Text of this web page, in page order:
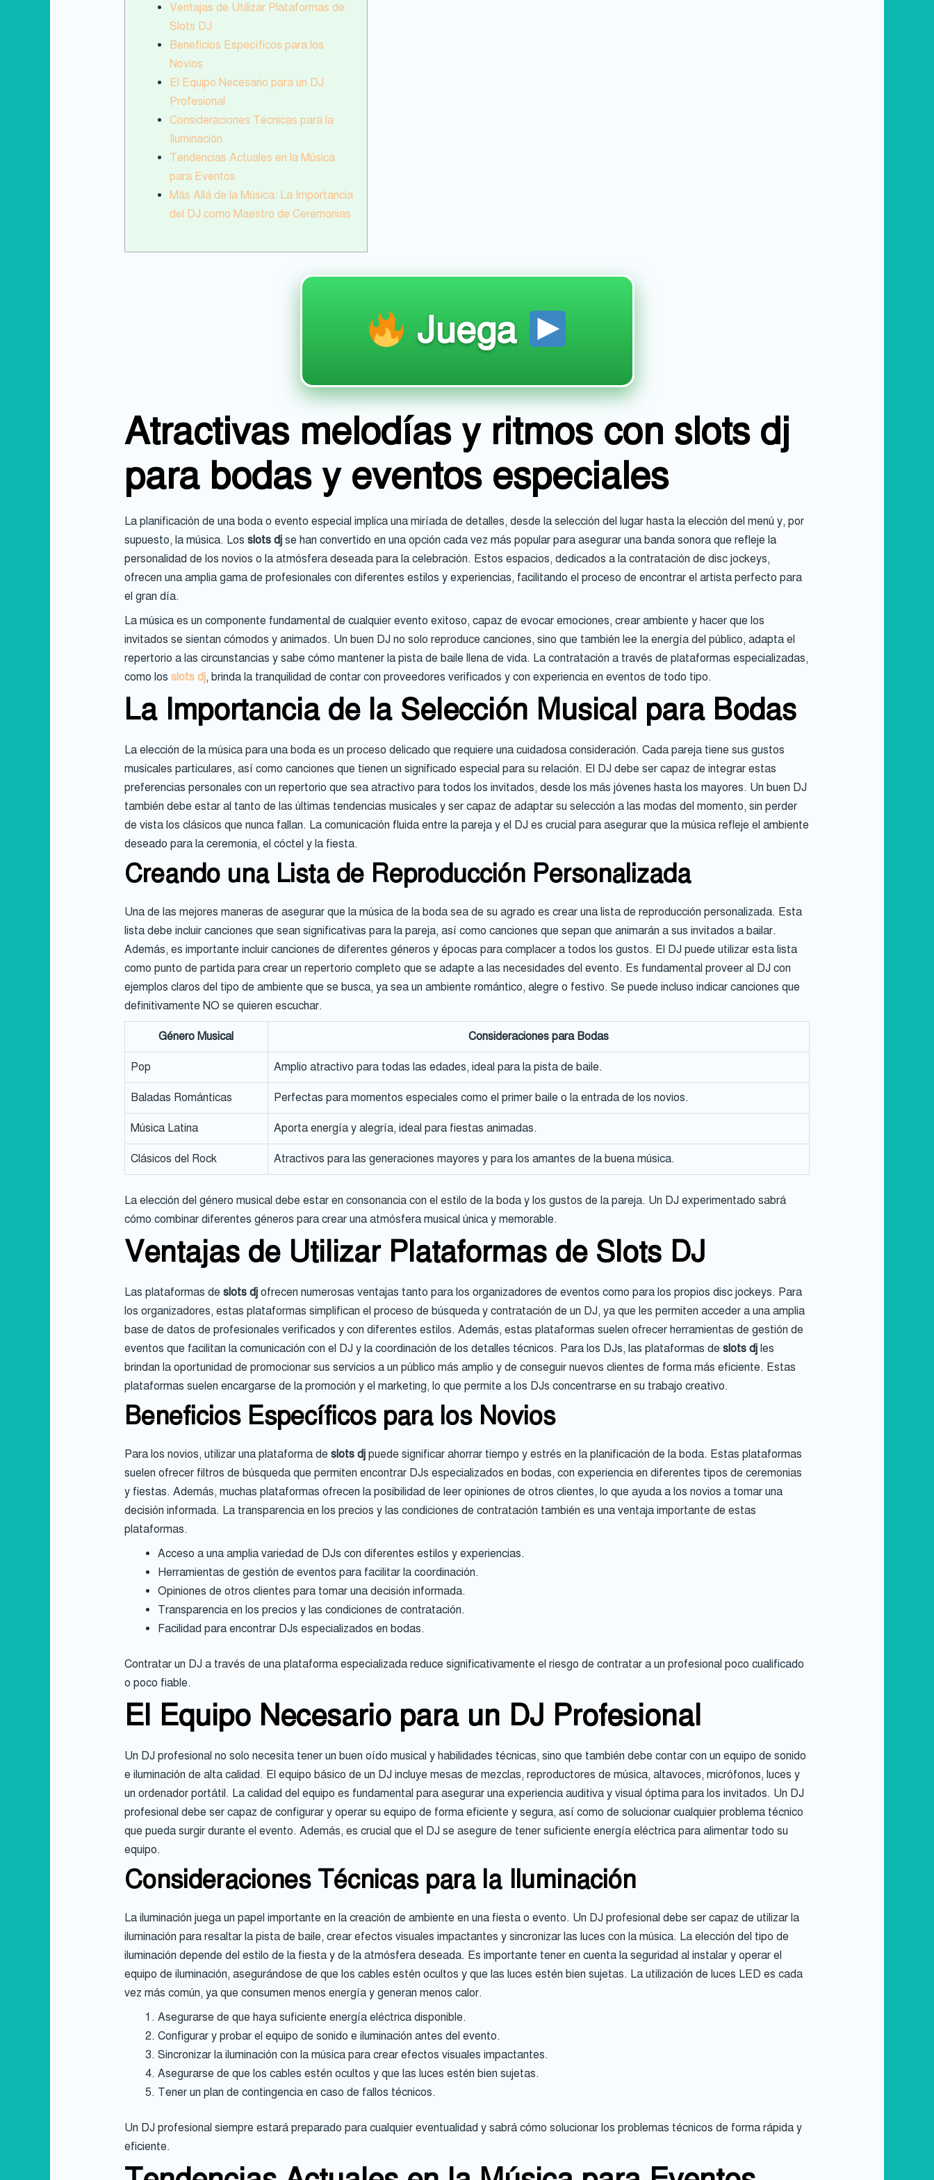
Ventajas de Utilizar Plataformas de
Slots DJ
Beneficios Específicos para los
Novios
El Equipo Necesario para un DJ
Profesional
Consideraciones Técnicas para la
Iluminación
Tendencias Actuales en la Música
para Eventos
Más Allá de la Música: La Importancia
del DJ como Maestro de Ceremonias
Juega
Atractivas melodías y ritmos con slots dj
para bodas y eventos especiales
La planificación de una boda o evento especial implica una miríada de detalles, desde la selección del lugar hasta la elección del menú y, por
supuesto, la música. Los slots djse han convertido en una opción cada vez más popular para asegurar una banda sonora que refleje la
personalidad de los novios o la atmósfera deseada para la celebración. Estos espacios, dedicados a la contratación de disc jockeys,
ofrecen una amplia gama de profesionales con diferentes estilos y experiencias, facilitando el proceso de encontrar el artista perfecto para
el gran día.
La música es un componente fundamental de cualquier evento exitoso, capaz de evocar emociones, crear ambiente y hacer que los
invitados se sientan cómodos y animados. Un buen DJ no solo reproduce canciones, sino que también lee la energía del público, adapta el
repertorio a las circunstancias y sabe cómo mantener la pista de baile llena de vida. La contratación a través de plataformas especializadas,
como los slots dj, brinda la tranquilidad de contar con proveedores verificados y con experiencia en eventos de todo tipo.
La Importancia de la Selección Musical para Bodas
La elección de la música para una boda es un proceso delicado que requiere una cuidadosa consideración. Cada pareja tiene sus gustos
musicales particulares, así como canciones que tienen un significado especial para su relación. El DJ debe ser capaz de integrar estas
preferencias personales con un repertorio que sea atractivo para todos los invitados, desde los más jóvenes hasta los mayores. Un buen DJ
también debe estar al tanto de las últimas tendencias musicales y ser capaz de adaptar su selección a las modas del momento, sin perder
de vista los clásicos que nunca fallan. La comunicación fluida entre la pareja y el DJ es crucial para asegurar que la música refleje el ambiente
deseado para la ceremonia, el cóctel y la fiesta.
Creando una Lista de Reproducción Personalizada
Una de las mejores maneras de asegurar que la música de la boda sea de su agrado es crear una lista de reproducción personalizada. Esta
lista debe incluir canciones que sean significativas para la pareja, así como canciones que sepan que animarán a sus invitados a bailar.
Además, es importante incluir canciones de diferentes géneros y épocas para complacer a todos los gustos. El DJ puede utilizar esta lista
como punto de partida para crear un repertorio completo que se adapte a las necesidades del evento. Es fundamental proveer al DJ con
ejemplos claros del tipo de ambiente que se busca, ya sea un ambiente romántico, alegre o festivo. Se puede incluso indicar canciones que
definitivamente NO se quieren escuchar.
Género Musical Consideraciones para Bodas
Pop Amplio atractivo para todas las edades, ideal para la pista de baile.
Baladas Románticas Perfectas para momentos especiales como el primer baile o la entrada de los novios.
Música Latina Aporta energía y alegría, ideal para fiestas animadas.
Clásicos del Rock Atractivos para las generaciones mayores y para los amantes de la buena música.
La elección del género musical debe estar en consonancia con el estilo de la boda y los gustos de la pareja. Un DJ experimentado sabrá
cómo combinar diferentes géneros para crear una atmósfera musical única y memorable.
Ventajas de Utilizar Plataformas de Slots DJ
Las plataformas de slots djofrecen numerosas ventajas tanto para los organizadores de eventos como para los propios disc jockeys. Para
los organizadores, estas plataformas simplifican el proceso de búsqueda y contratación de un DJ, ya que les permiten acceder a una amplia
base de datos de profesionales verificados y con diferentes estilos. Además, estas plataformas suelen ofrecer herramientas de gestión de
eventos que facilitan la comunicación con el DJ y la coordinación de los detalles técnicos. Para los DJs, las plataformas de slots djles
brindan la oportunidad de promocionar sus servicios a un público más amplio y de conseguir nuevos clientes de forma más eficiente. Estas
plataformas suelen encargarse de la promoción y el marketing, lo que permite a los DJs concentrarse en su trabajo creativo.
Beneficios Específicos para los Novios
Para los novios, utilizar una plataforma de slots djpuede significar ahorrar tiempo y estrés en la planificación de la boda. Estas plataformas
suelen ofrecer filtros de búsqueda que permiten encontrar DJs especializados en bodas, con experiencia en diferentes tipos de ceremonias
y fiestas. Además, muchas plataformas ofrecen la posibilidad de leer opiniones de otros clientes, lo que ayuda a los novios a tomar una
decisión informada. La transparencia en los precios y las condiciones de contratación también es una ventaja importante de estas
plataformas.
Acceso a una amplia variedad de DJs con diferentes estilos y experiencias.
Herramientas de gestión de eventos para facilitar la coordinación.
Opiniones de otros clientes para tomar una decisión informada.
Transparencia en los precios y las condiciones de contratación.
Facilidad para encontrar DJs especializados en bodas.
Contratar un DJ a través de una plataforma especializada reduce significativamente el riesgo de contratar a un profesional poco cualificado
o poco fiable.
El Equipo Necesario para un DJ Profesional
Un DJ profesional no solo necesita tener un buen oído musical y habilidades técnicas, sino que también debe contar con un equipo de sonido
e iluminación de alta calidad. El equipo básico de un DJ incluye mesas de mezclas, reproductores de música, altavoces, micrófonos, luces y
un ordenador portátil. La calidad del equipo es fundamental para asegurar una experiencia auditiva y visual óptima para los invitados. Un DJ
profesional debe ser capaz de configurar y operar su equipo de forma eficiente y segura, así como de solucionar cualquier problema técnico
que pueda surgir durante el evento. Además, es crucial que el DJ se asegure de tener suficiente energía eléctrica para alimentar todo su
equipo.
Consideraciones Técnicas para la Iluminación
La iluminación juega un papel importante en la creación de ambiente en una fiesta o evento. Un DJ profesional debe ser capaz de utilizar la
iluminación para resaltar la pista de baile, crear efectos visuales impactantes y sincronizar las luces con la música. La elección del tipo de
iluminación depende del estilo de la fiesta y de la atmósfera deseada. Es importante tener en cuenta la seguridad al instalar y operar el
equipo de iluminación, asegurándose de que los cables estén ocultos y que las luces estén bien sujetas. La utilización de luces LED es cada
vez más común, ya que consumen menos energía y generan menos calor.
Asegurarse de que haya suficiente energía eléctrica disponible.
Configurar y probar el equipo de sonido e iluminación antes del evento.
Sincronizar la iluminación con la música para crear efectos visuales impactantes.
Asegurarse de que los cables estén ocultos y que las luces estén bien sujetas.
Tener un plan de contingencia en caso de fallos técnicos.
Un DJ profesional siempre estará preparado para cualquier eventualidad y sabrá cómo solucionar los problemas técnicos de forma rápida y
eficiente.